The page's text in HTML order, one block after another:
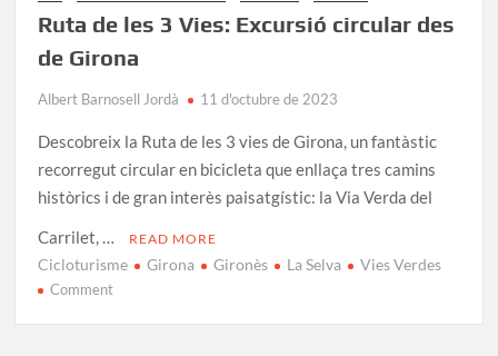
Ruta de les 3 Vies: Excursió circular des
de Girona
Albert Barnosell Jordà 11 d'octubre de 2023
Descobreix la Ruta de les 3 vies de Girona, un fantàstic
recorregut circular en bicicleta que enllaça tres camins
històrics i de gran interès paisatgístic: la Via Verda del
Carrilet, …
READ MORE
Cicloturisme Girona Gironès La Selva Vies Verdes
Commenton